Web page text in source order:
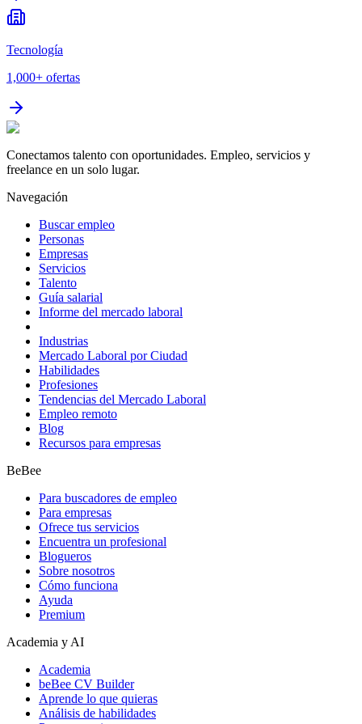
Tecnología
1,000+ ofertas
Conectamos talento con oportunidades. Empleo, servicios y
freelance en un solo lugar.
Navegación
Buscar empleo
Personas
Empresas
Servicios
Talento
Guía salarial
Informe del mercado laboral
Industrias
Mercado Laboral por Ciudad
Habilidades
Profesiones
Tendencias del Mercado Laboral
Empleo remoto
Blog
Recursos para empresas
BeBee
Para buscadores de empleo
Para empresas
Ofrece tus servicios
Encuentra un profesional
Blogueros
Sobre nosotros
Cómo funciona
Ayuda
Premium
Academia y AI
Academia
beBee CV Builder
Aprende lo que quieras
Análisis de habilidades